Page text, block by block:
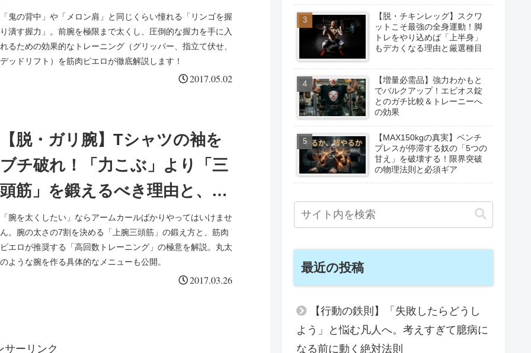
「鬼の背中」や「メロン肩」と同じくらい憧れる「リンゴを握
り潰す握力」。前腕を極限まで太くし、圧倒的な握力を手に入
れるための効果的なトレーニング（グリッパー、指立て伏せ、
デッドリフト）を筋肉ピエロが徹底解説します！
2017.05.02
【脱・ガリ腕】Tシャツの袖を
ブチ破れ！「力こぶ」より「三
頭筋」を鍛えるべき理由と、丸
太腕を作る最強種目4選
「腕を太くしたい」ならアームカールばかりやってはいけませ
ん。腕の太さの7割を決める「上腕三頭筋」の鍛え方と、筋肉
ピエロが推奨する「高回数トレーニング」の極意を解説。丸太
のような腕を作る具体的なメニューも公開。
2017.03.26
サーリンク
【脱・チキンレッグ】スクワ
ットこそ最強の全身運動！脚
トレをやり込めば「上半身」
もデカくなる理由と厳選種目
【増量必需品】強力わかもと
でバルクアップ！エビオス錠
とのガチ比較＆トレーニーへ
の効果
【MAX150kgの真実】ベンチ
プレスが停滞する奴の「5つの
甘え」を破壊する！限界突破
の物理法則と必須ギア
最近の投稿
【行動の鉄則】「失敗したらどうし
よう」と悩む凡人へ。考えすぎて臆病に
なる前に動く絶対法則